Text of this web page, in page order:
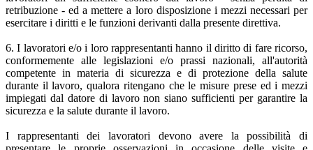
retribuzione - ed a mettere a loro disposizione i mezzi necessari per
esercitare i diritti e le funzioni derivanti dalla presente direttiva.
6. I lavoratori e/o i loro rappresentanti hanno il diritto di fare ricorso,
conformemente alle legislazioni e/o prassi nazionali, all'autorità
competente in materia di sicurezza e di protezione della salute
durante il lavoro, qualora ritengano che le misure prese ed i mezzi
impiegati dal datore di lavoro non siano sufficienti per garantire la
sicurezza e la salute durante il lavoro.
I rappresentanti dei lavoratori devono avere la possibilità di